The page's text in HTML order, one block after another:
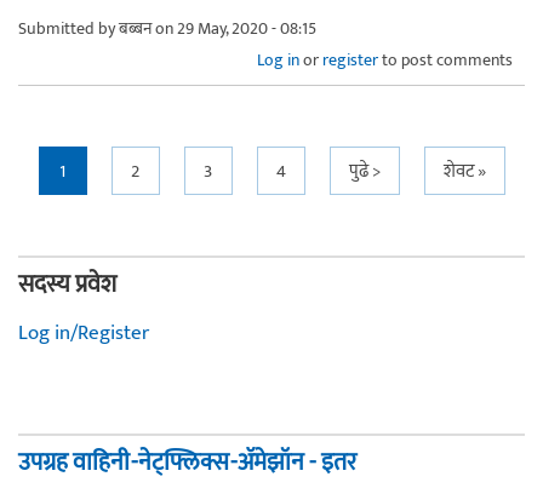
Submitted byबब्बनon 29 May, 2020 - 08:15
Log inorregisterto post comments
Pages
1 2 3 4 पुढे > शेवट »
सदस्य प्रवेश
Log in/Register
उपग्रह वाहिनी-नेट्फ्लिक्स-अ‍ॅमेझॉन - इतर